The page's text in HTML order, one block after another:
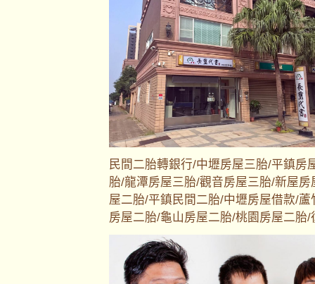
民間二胎轉銀行/中壢房屋三胎/平鎮房
胎/龍潭房屋三胎/觀音房屋三胎/新屋
屋二胎/平鎮民間二胎/中壢房屋借款/
房屋二胎/龜山房屋二胎/桃園房屋二胎/